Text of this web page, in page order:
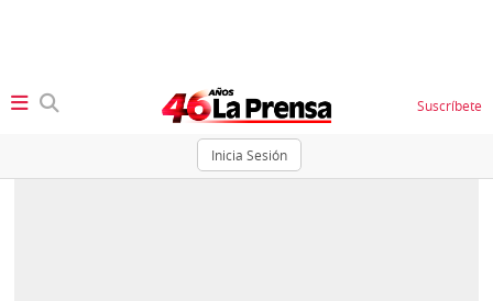
Inicia Sesión
Suscríbete